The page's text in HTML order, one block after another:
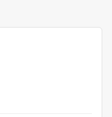
नगरसभा
सक्ने आक्रोश